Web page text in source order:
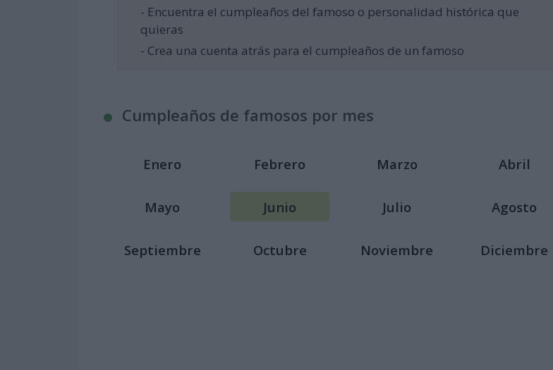
- Encuentra el cumpleaños del famoso o personalidad histórica que
quieras
- Crea una cuenta atrás para el cumpleaños de un famoso
Cumpleaños de famosos por mes
Enero Febrero Marzo Abril
Mayo Junio Julio Agosto
Septiembre Octubre Noviembre Diciembre